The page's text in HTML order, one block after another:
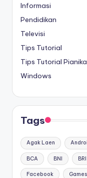
Informasi
Pendidikan
Televisi
Tips Tutorial
Tips Tutorial Pianika
Windows
Tags
Agak Laen
BCA BNI BRI
Facebook Games